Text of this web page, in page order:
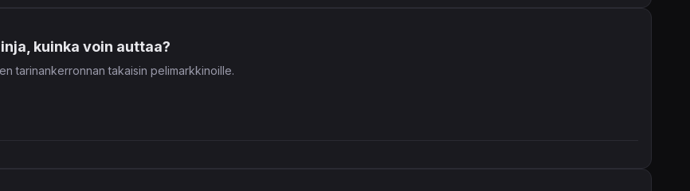
kuinka voin auttaa?
tarinankerronnan takaisin pelimarkkinoille.